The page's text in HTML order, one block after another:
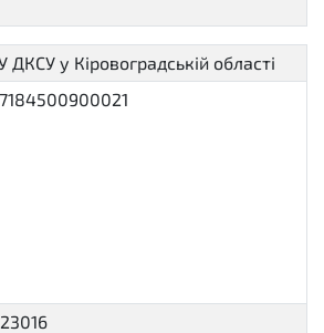
ДКСУ у Кіровоградській області